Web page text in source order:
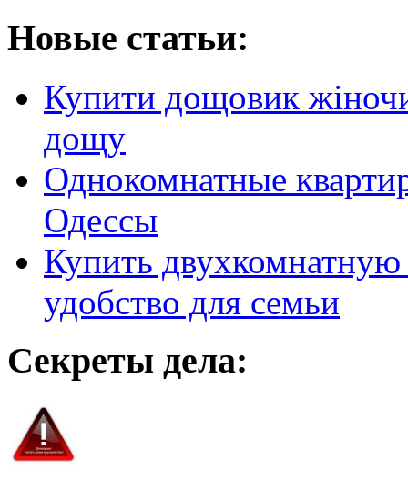
Новые статьи:
Купити дощовик
дощу
Однокомнатные
Одессы
Купить
удобство для семьи
Секреты дела: